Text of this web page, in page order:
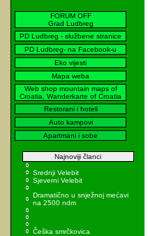
FORUM OFF
Grad Ludbreg
PD Ludbreg - službene stranice
PD Ludbreg- na Facebook-u
Eko vijesti
Mapa weba
Web shop mountain maps of
Croatia, Wanderkarte of Croatia
Restorani i hoteli
Auto kampovi
Apartmani i sobe
Najnoviji članci
Srednji Velebit
Sjeverni Velebit
Dramatično u snježnoj mećavi
na 2500 ndm
Češka smrčkovica